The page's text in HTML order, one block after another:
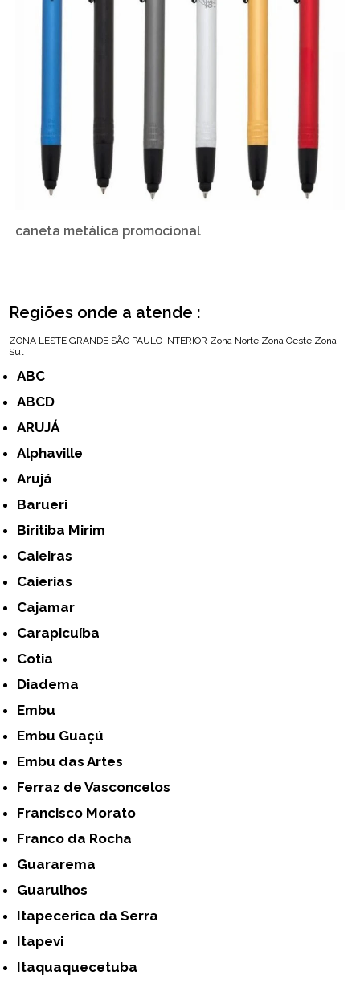
caneta metálica promocional
Regiões onde a atende :
ZONA LESTE GRANDE SÃO PAULO INTERIOR Zona Norte Zona Oeste Zona
Sul
ABC
ABCD
ARUJÁ
Alphaville
Arujá
Barueri
Biritiba Mirim
Caieiras
Caierias
Cajamar
Carapicuíba
Cotia
Diadema
Embu
Embu Guaçú
Embu das Artes
Ferraz de Vasconcelos
Francisco Morato
Franco da Rocha
Guararema
Guarulhos
Itapecerica da Serra
Itapevi
Itaquaquecetuba